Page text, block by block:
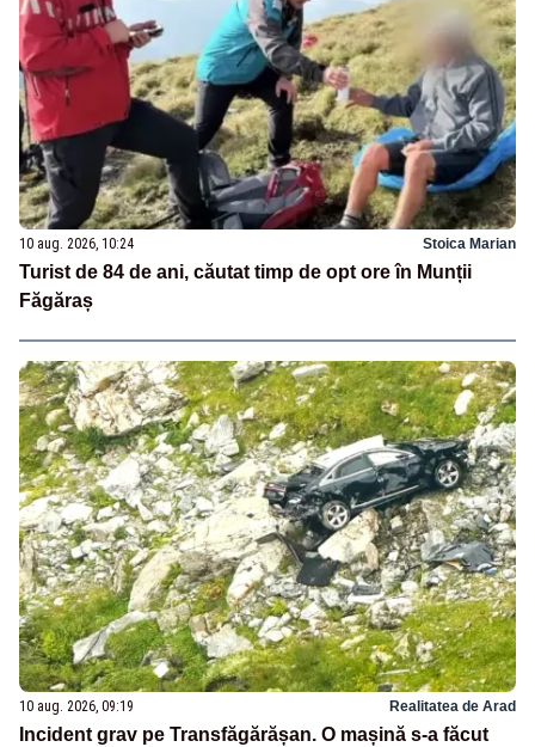
10 aug. 2026, 10:24 Stoica Marian
Turist de 84 de ani, căutat timp de opt ore în Munții
Făgăraș
10 aug. 2026, 09:19 Realitatea de Arad
Incident grav pe Transfăgărășan. O mașină s-a făcut